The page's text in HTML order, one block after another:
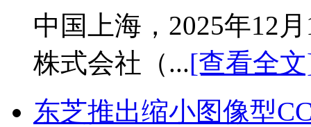
中国上海，2025年12
株式会社（...[查看全
东芝推出缩小图像型